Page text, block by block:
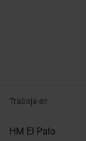
Trabaja en
HM El Palo